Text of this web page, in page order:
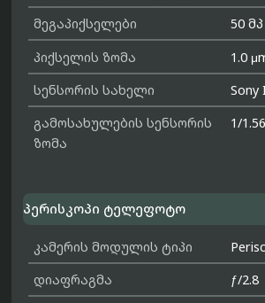
მეგაპიქსელები
50 მპ
პიქსელის ზომა
1.0
სენსორის სახელი
Sony
გამოსახულების სენსორის
ზომა
1/
პერისკოპი ტელეფოტო
კამერის მოდულის ტიპი
დიაფრაგმა
ƒ/2.8